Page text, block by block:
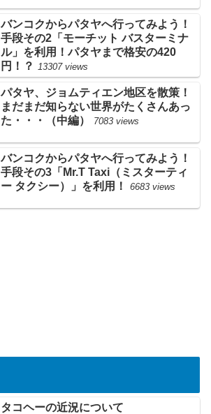
バンコクからパタヤへ行ってみよう！
手段その2「モーチット バスターミナ
ル」を利用！パタヤまで格安の420
円！？ 13307 views
パタヤ、ジョムティエン地区を散策！
まだまだ知らない世界がたくさんあっ
た・・・（中編）
7083 views
バンコクからパタヤへ行ってみよう！
手段その3「Mr.T Taxi（ミスターティ
ー タクシー）」を利用！
6683 views
タコヘーの近況について